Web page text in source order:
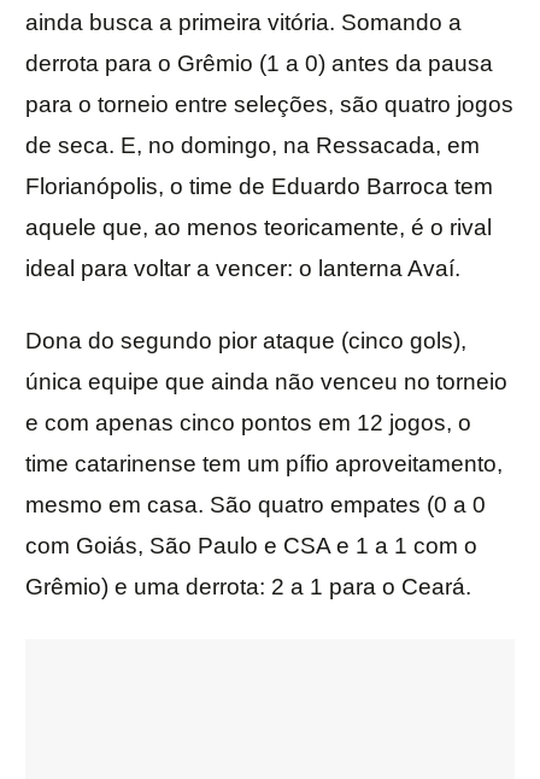
ainda busca a primeira vitória. Somando a
derrota para o Grêmio (1 a 0) antes da pausa
para o torneio entre seleções, são quatro jogos
de seca. E, no domingo, na Ressacada, em
Florianópolis, o time de Eduardo Barroca tem
aquele que, ao menos teoricamente, é o rival
ideal para voltar a vencer: o lanterna Avaí.
Dona do segundo pior ataque (cinco gols),
única equipe que ainda não venceu no torneio
e com apenas cinco pontos em 12 jogos, o
time catarinense tem um pífio aproveitamento,
mesmo em casa. São quatro empates (0 a 0
com Goiás, São Paulo e CSA e 1 a 1 com o
Grêmio) e uma derrota: 2 a 1 para o Ceará.